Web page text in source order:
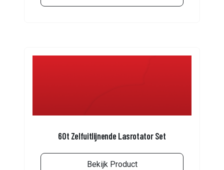
60t Zelfuitlijnende Lasrotator Set
Bekijk Product